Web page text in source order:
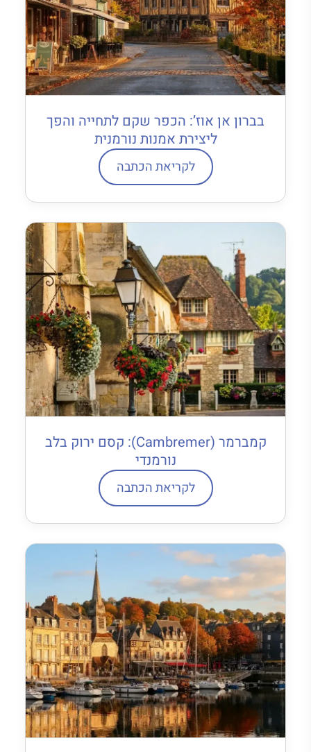
בברון אן אוז’: הכפר שקם לתחייה והפך
ליצירת אמנות נורמנית
לקריאת הכתבה
קמברמר (Cambremer): קסם ירוק בלב
נורמנדי
לקריאת הכתבה